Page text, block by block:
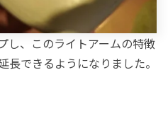
し、このライトアームの特徴
できるようになりました。